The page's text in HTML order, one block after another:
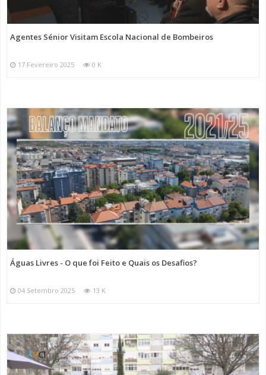
Agentes Sénior Visitam Escola Nacional de Bombeiros
17 Fevereiro 2025 0 K
Águas Livres - O que foi Feito e Quais os Desafios?
04 Setembro 2025 13 K